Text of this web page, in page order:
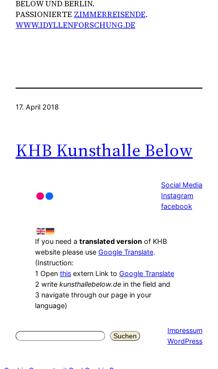
BELOW UND BERLIN.
PASSIONIERTE ZIMMERREISENDE.
WWW.IDYLLENFORSCHUNG.DE
17. April 2018
KHB Kunsthalle Below
Social Media
Instagram
facebook
If you need a translated version of KHB
website please use Google Translate.
(Instruction:
1 Open this extern Link to Google Translate
2 write kunsthallebelow.de in the field and
3 navigate through our page in your
language)
Suchen Suchen
Impressum
WordPress